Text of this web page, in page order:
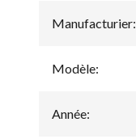
Manufacturier:
Modèle:
Année: